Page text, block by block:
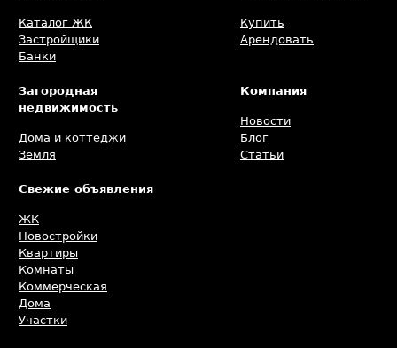
Каталог ЖК
Застройщики
Банки
Купить
Арендовать
Загородная
недвижимость
Дома и коттеджи
Земля
Компания
Новости
Блог
Статьи
Свежие объявления
ЖК
Новостройки
Квартиры
Комнаты
Коммерческая
Дома
Участки